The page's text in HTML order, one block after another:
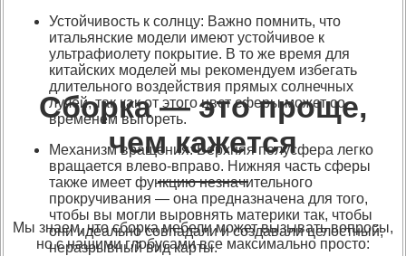
Устойчивость к солнцу: Важно помнить, что
итальянские модели имеют устойчивое к
ультрафиолету покрытие. В то же время для
китайских моделей мы рекомендуем избегать
длительного воздействия прямых солнечных
лучей, так как от этого цвет сферы может со
временем выгореть.
Механизм вращения: Верхняя полусфера легко
вращается влево-вправо. Нижняя часть сферы
также имеет функцию незначительного
прокручивания — она предназначена для того,
чтобы вы могли выровнять материки так, чтобы
они идеально совпадали и создавали целостный,
неразрывный вид карты.
Сборка — это проще,
чем кажется
Мы знаем, что сборка мебели может вызывать вопросы,
но с нашими глобусами все максимально просто: